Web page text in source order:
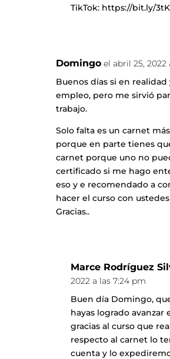
TikTok: https://bit.ly/
Domingo el abril 25, 2022
Buenos días si en realidad
empleo, pero me sirvió
trabajo.
Solo falta es un carnet
porque en parte tienes
carnet porque uno no
certificado si me hago
eso y e recomendado a
hacer el curso con
Gracias..
Marce Rodríguez
2022 a las 7:24 pm
Buen día Domingo,
hayas logrado avanzar
gracias al curso que
respecto al carnet lo
cuenta y lo